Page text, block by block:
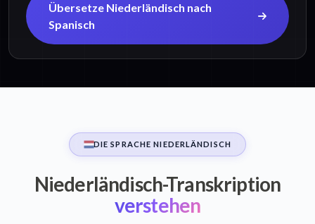
Übersetze Niederländisch nach
Spanisch
DIE SPRACHE NIEDERLÄNDISCH
Niederländisch-Transkription
verstehen